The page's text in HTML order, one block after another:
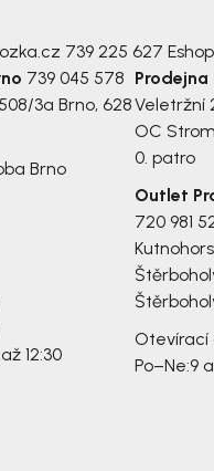
739 225 627 Eshop
739 045 578
3a Brno, 628
Brno
12:30
Prodejna
Veletržní
OC
0. patro
Outlet
720 981
Otevírací
Po–Ne:9